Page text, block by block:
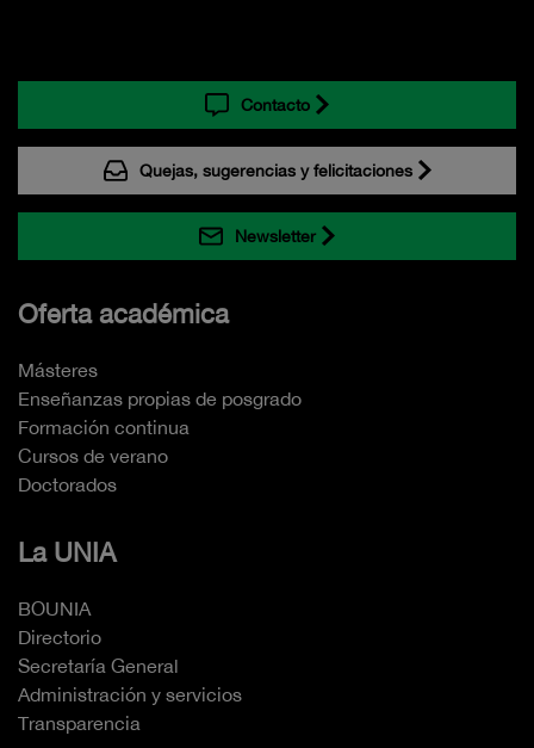
Contacto
Quejas, sugerencias y felicitaciones
Newsletter
Oferta académica
Másteres
Enseñanzas propias de posgrado
Formación continua
Cursos de verano
Doctorados
La UNIA
BOUNIA
Directorio
Secretaría General
Administración y servicios
Transparencia